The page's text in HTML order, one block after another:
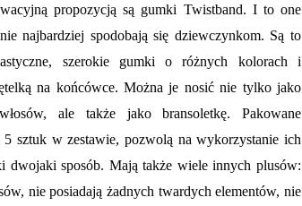
propozycją są gumki Twistband. I to one
najbardziej spodobają się dziewczynkom. Są to
szerokie gumki o różnych kolorach i
na końcówce. Można je nosić nie tylko jako
ale także jako bransoletkę. Pakowane
5 sztuk w zestawie, pozwolą na wykorzystanie ich
dwojaki sposób. Mają także wiele innych plusów:
nie posiadają żadnych twardych elementów, nie